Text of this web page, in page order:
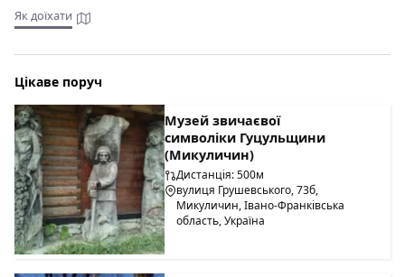
Як доїхати
Цікаве поруч
Музей звичаєвої
символіки Гуцульщини
(Микуличин)
Дистанція: 500м
вулиця Грушевського, 73б,
Микуличин, Івано-Франківська
область, Україна